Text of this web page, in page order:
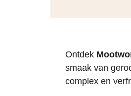
Ontdek
smaak van
complex en